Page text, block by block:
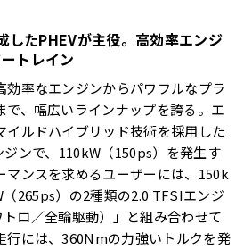
したPHEVが主役。高効率エンジ
トレイン
効率なエンジンからパワフルなプラ
で、幅広いラインナップを誇る。エ
イルドハイブリッド技術を採用した
ンで、110kW（150ps）を発生す
マンスを求めるユーザーには、150k
265ps）の2種類の2.0 TFSIエンジ
ロ／全輪駆動）」と組み合わせて
行には、360Nmの力強いトルクを発